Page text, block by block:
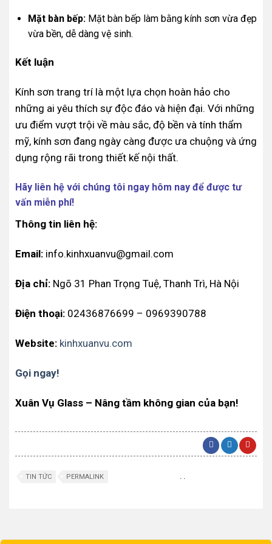
Mặt bàn bếp:Mặt bàn bếp làm bằng kính sơn vừa đẹp
vừa bền, dễ dàng vệ sinh.
Kết luận
Kính sơn trang trí là một lựa chọn hoàn hảo cho
những ai yêu thích sự độc đáo và hiện đại. Với những
ưu điểm vượt trội về màu sắc, độ bền và tính thẩm
mỹ, kính sơn đang ngày càng được ưa chuộng và ứng
dụng rộng rãi trong thiết kế nội thất.
Hãy liên hệ với chúng tôi ngay hôm nay để được tư
vấn miễn phí!
Thông tin liên hệ:
Email: info.kinhxuanvu@gmail.com
Địa chỉ: Ngõ 31 Phan Trọng Tuệ, Thanh Trì, Hà Nội
Điện thoại: 02436876699 – 0969390788
Website: kinhxuanvu.com
Gọi ngay!
Xuân Vụ Glass – Nâng tầm không gian của bạn!
TIN TỨC PERMALINK